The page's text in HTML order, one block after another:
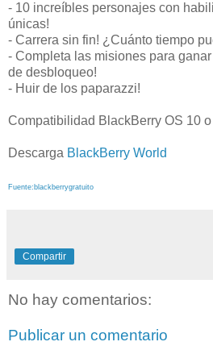
- 10 increíbles personajes con
únicas!
- Carrera sin fin! ¿Cuánto tiempo
- Completa las misiones para
de desbloqueo!
- Huir de los paparazzi!
Compatibilidad BlackBerry OS 10
Descarga BlackBerry World
Fuente:blackberrygratuito
Compartir
No hay comentarios:
Publicar un comentario